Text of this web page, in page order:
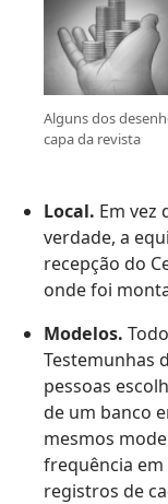
Alguns dos
capa da revista
Local. Em vez
verdade, a
recepção do
onde foi
Modelos.
Testemunhas
pessoas
de um banco
mesmos
frequência em
registros de